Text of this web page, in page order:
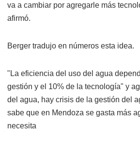
va a cambiar por agregarle más
afirmó.
Berger tradujo en números esta idea.
"La eficiencia del uso del agua
gestión y el 10% de la tecnología" y
del agua, hay crisis de la gestión del
sabe que en Mendoza se gasta más
necesita